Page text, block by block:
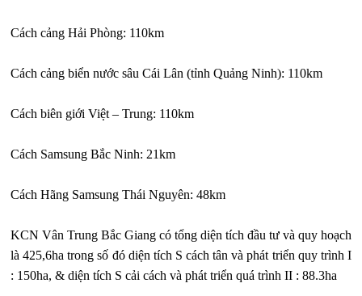
Cách cảng Hải Phòng: 110km
Cách cảng biển nước sâu Cái Lân (tỉnh Quảng Ninh): 110km
Cách biên giới Việt – Trung: 110km
Cách Samsung Bắc Ninh: 21km
Cách Hãng Samsung Thái Nguyên: 48km
KCN Vân Trung Bắc Giang có tổng diện tích đầu tư và quy hoạch
là 425,6ha trong số đó diện tích S cách tân và phát triển quy trình I
: 150ha, & diện tích S cải cách và phát triển quá trình II : 88.3ha